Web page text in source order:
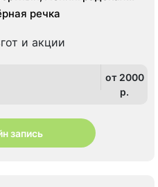
Emotion 16 срезов
речка
и акции
от 2000
p.
запись